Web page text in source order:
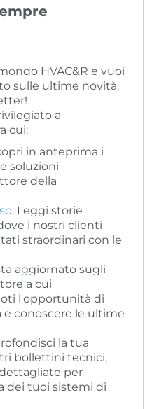
HVAC&R e vuoi
sulle ultime novità,
a
cui:
in anteprima i
soluzioni
della
: Leggi storie
i nostri clienti
straordinari con le
aggiornato sugli
a cui
l'opportunità di
conoscere le ultime
la tua
bollettini tecnici,
per
dei tuoi sistemi di